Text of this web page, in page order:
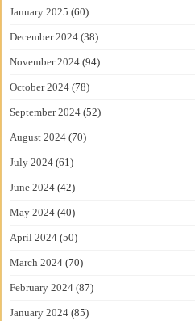
January 2025 (60)
December 2024 (38)
November 2024 (94)
October 2024 (78)
September 2024 (52)
August 2024 (70)
July 2024 (61)
June 2024 (42)
May 2024 (40)
April 2024 (50)
March 2024 (70)
February 2024 (87)
January 2024 (85)